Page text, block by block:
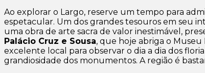
Ao explorar o Largo, reserve um tempo para
espetacular. Um dos grandes tesouros em seu
uma obra de arte sacra de valor inestimável,
Palácio Cruz e Sousa, que hoje abriga o
excelente local para observar o dia a dia dos
grandiosidade dos monumentos. A região é